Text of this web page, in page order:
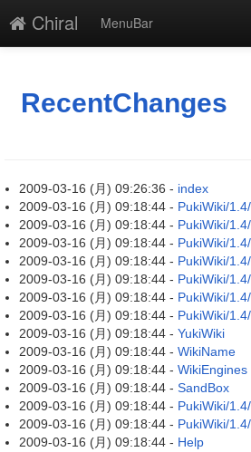
Chiral
MenuBar
最終更新
RecentChanges
2009-03-16 (月) 09:26:36 - index
2009-03-16 (月) 09:18:44 - PukiWiki/
2009-03-16 (月) 09:18:44 - PukiWiki/
2009-03-16 (月) 09:18:44 - PukiWiki/
2009-03-16 (月) 09:18:44 - PukiWiki/
2009-03-16 (月) 09:18:44 - PukiWiki/
2009-03-16 (月) 09:18:44 - PukiWiki/
2009-03-16 (月) 09:18:44 - PukiWiki/
2009-03-16 (月) 09:18:44 - YukiWiki
2009-03-16 (月) 09:18:44 - WikiName
2009-03-16 (月) 09:18:44 - WikiEngines
2009-03-16 (月) 09:18:44 - SandBox
2009-03-16 (月) 09:18:44 - PukiWiki/
2009-03-16 (月) 09:18:44 - PukiWiki/
2009-03-16 (月) 09:18:44 - Help